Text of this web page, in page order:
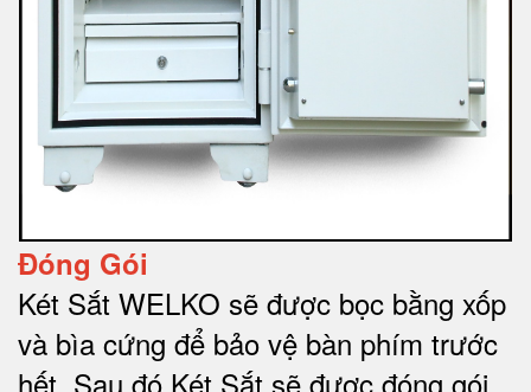
Đóng Gói
Két Sắt WELKO sẽ được bọc bằng xốp
và bìa cứng để bảo vệ bàn phím trước
hết. Sau đó Két Sắt sẽ được đóng gói